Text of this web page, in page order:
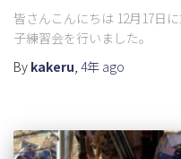
皆さんこんにちは 12月17日
子練習会を行いました。
By kakeru 4年 ago